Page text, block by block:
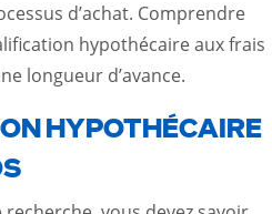
d’achat. Comprendre
hypothécaire aux frais
longueur d’avance.
HYPOTHÉCAIRE